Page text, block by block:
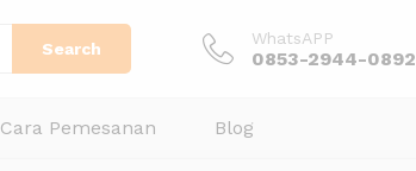
Search
WhatsAPP
0853-2944-0892
Cara Pemesanan Blog